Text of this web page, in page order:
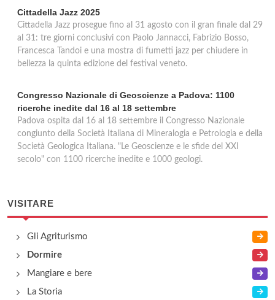
Cittadella Jazz 2025
Cittadella Jazz prosegue fino al 31 agosto con il gran finale dal 29
al 31: tre giorni conclusivi con Paolo Jannacci, Fabrizio Bosso,
Francesca Tandoi e una mostra di fumetti jazz per chiudere in
bellezza la quinta edizione del festival veneto.
Congresso Nazionale di Geoscienze a Padova: 1100
ricerche inedite dal 16 al 18 settembre
Padova ospita dal 16 al 18 settembre il Congresso Nazionale
congiunto della Società Italiana di Mineralogia e Petrologia e della
Società Geologica Italiana. "Le Geoscienze e le sfide del XXI
secolo" con 1100 ricerche inedite e 1000 geologi.
VISITARE
Gli Agriturismo
Dormire
Mangiare e bere
La Storia